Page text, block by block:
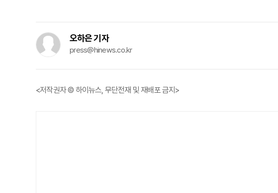
오하은 기자
press@hinews.co.kr
<저작권자 © 하이뉴스, 무단전재 및 재배포 금지>